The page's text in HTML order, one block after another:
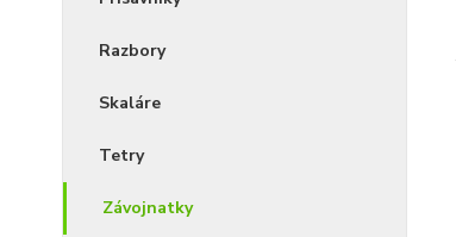
Razbory
Skaláre
Tetry
Závojnatky